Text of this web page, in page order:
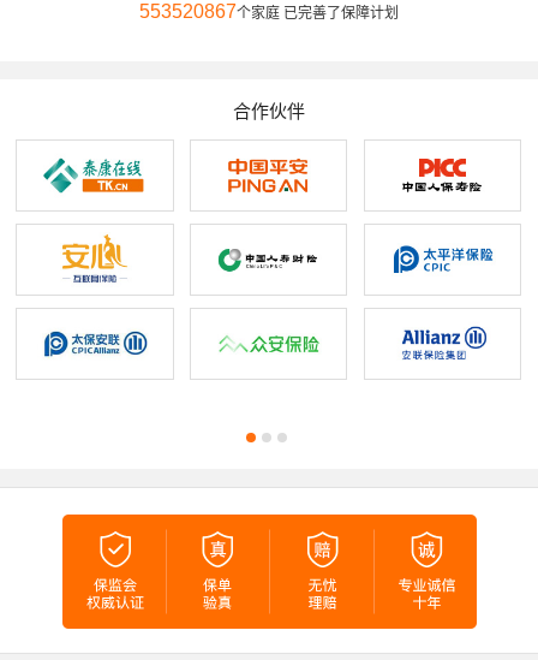
553520867个家庭 已完善了保障计划
合作伙伴